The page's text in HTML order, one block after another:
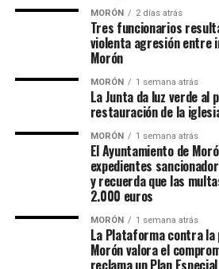
MORÓN 2 días atrás
Tres funcionarios
violenta agresión entre
Morón
MORÓN 1 semana atrás
La Junta da luz verde al
restauración de la
MORÓN 1 semana atrás
El Ayuntamiento de
expedientes
y recuerda que las
2.000 euros
MORÓN 1 semana atrás
La Plataforma contra la
Morón valora el